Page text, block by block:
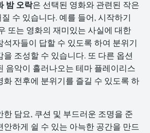
밤 오락은 선택된 영화와 관련된 작은
수 있습니다. 예를 들어, 시작하기
또는 영화의 재미있는 사실에 대한
석자들이 답할 수 있도록 하여 분위기
을 조성할 수 있습니다. 또 다른 옵션
음악이 흘러나오는 테마 플레이리스
화 전후에 분위기를 즐길 수 있도록 하
한 담요, 쿠션 및 부드러운 조명을 준
안하게 쉴 수 있는 아늑한 공간을 만드